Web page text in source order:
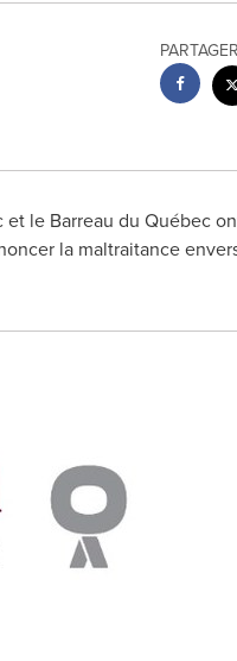
le Barreau du Québec
la maltraitance